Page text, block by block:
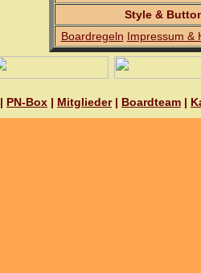
Style &
Boardregeln Impressum &
| PN-Box | Mitglieder| Boardteam |